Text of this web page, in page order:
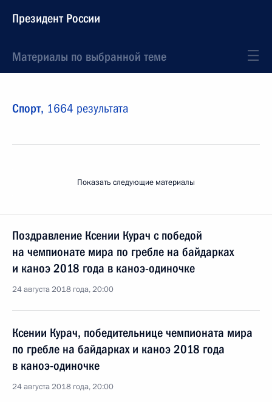
Президент России
Материалы по выбранной теме
Спорт, 1664 результата
Показать следующие материалы
Поздравление Ксении Курач с победой
на чемпионате мира по гребле на байдарках
и каноэ 2018 года в каноэ-одиночке
24 августа 2018 года, 20:00
Ксении Курач, победительнице чемпионата мира
по гребле на байдарках и каноэ 2018 года
в каноэ-одиночке
24 августа 2018 года, 20:00